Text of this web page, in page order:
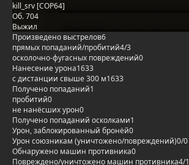
kill_srv [COP64]
Об. 704
Выжил
Произведено выстрелов6
прямых попаданий/пробитий4/3
осколочно-фугасных повреждений0
Нанесение урона1633
с дистанции свыше 300 м1633
Получено попаданий1
пробитий0
не нанёсших урон0
Получено попаданий осколками1
Урон, заблокированный бронёй0
Урон союзникам (уничтожено/повреждений)0/0
Обнаружено машин противника0
Повреждено/уничтожено машин противника4/1